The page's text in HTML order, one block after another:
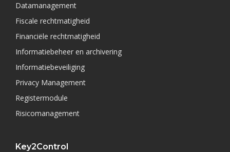
Datamanagement
Fiscale rechtmatigheid
Financiële rechtmatigheid
Informatiebeheer en archivering
Informatiebeveiliging
Privacy Management
Registermodule
Risicomanagement
Key2Control